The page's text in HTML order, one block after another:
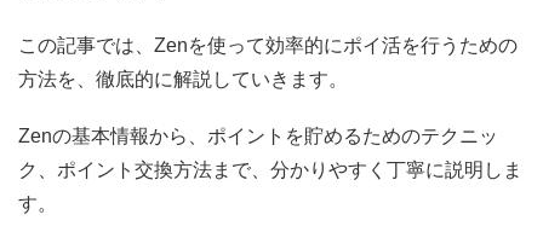
この記事では、Zenを使って効率的にポイ活を行うための
方法を、徹底的に解説していきます。
Zenの基本情報から、ポイントを貯めるためのテクニッ
ク、ポイント交換方法まで、分かりやすく丁寧に説明しま
す。